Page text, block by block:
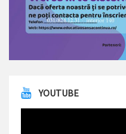
YOUTUBE